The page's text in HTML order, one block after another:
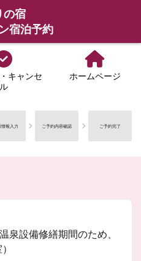
の宿
宿泊予約
キャンセ
ル
ホームページ
情報入力 ご予約内容確認 ご予約完了
泉設備修繕期間のため、